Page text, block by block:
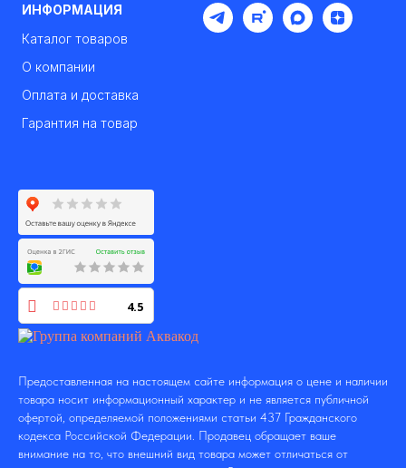
ИНФОРМАЦИЯ
Каталог товаров
О компании
Оплата и доставка
Гарантия на товар
4.5
Предоставленная на настоящем сайте информация о цене и наличии
товара носит информационный характер и не является публичной
офертой, определяемой положениями статьи 437 Гражданского
кодекса Российской Федерации. Продавец обращает ваше
внимание на то, что внешний вид товара может отличаться от